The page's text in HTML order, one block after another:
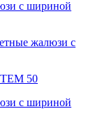
с шириной
жалюзи с
50
с шириной